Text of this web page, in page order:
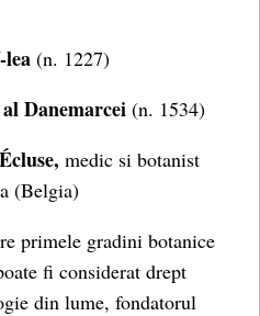
lea (n. 1227)
Danemarcei (n. 1534)
medic si botanist
(Belgia)
primele gradini botanice
fi considerat drept
din lume, fondatorul